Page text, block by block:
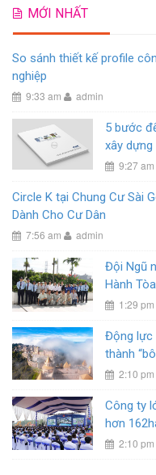
MỚI NHẤT
So sánh thiết kế profile
nghiệp
9:33 am admin
5 bước
xây dựng
9:27 am
Circle K tại Chung Cư Sài
Dành Cho Cư Dân
7:56 am admin
Đội Ngũ
Hành
1:29 pm
Động lực
thành
2:10 pm
Công ty
hơn
2:10 pm